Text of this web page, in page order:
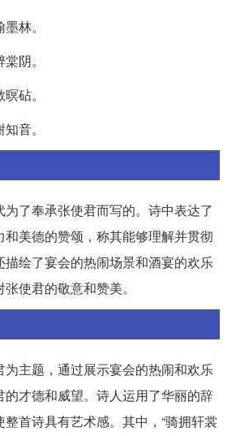
林。
阴。
砧。
音。
了奉承张使君而写的。诗中表达了
美德的赞颂，称其能够理解并贯彻
绘了宴会的热闹场景和酒宴的欢乐
使君的敬意和赞美。
主题，通过展示宴会的热闹和欢乐
才德和威望。诗人运用了华丽的辞
首诗具有艺术感。其中，“骑拥轩裳